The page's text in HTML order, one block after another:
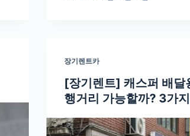
장기렌트카
[장기렌트] 캐스퍼 배달
행거리 가능할까? 3가